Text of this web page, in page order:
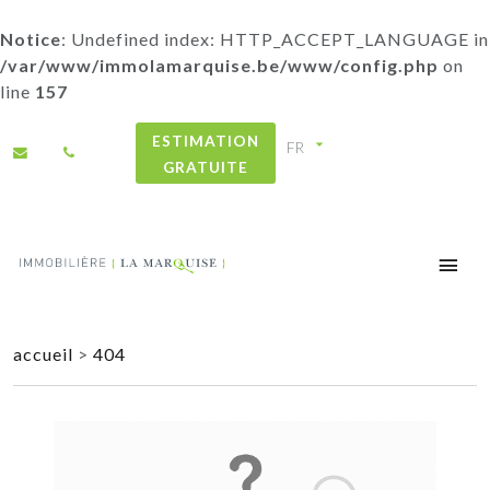
Notice: Undefined index: HTTP_ACCEPT_LANGUAGE in
/var/www/immolamarquise.be/www/config.php on
line 157
ESTIMATION
GRATUITE
accueil > 404